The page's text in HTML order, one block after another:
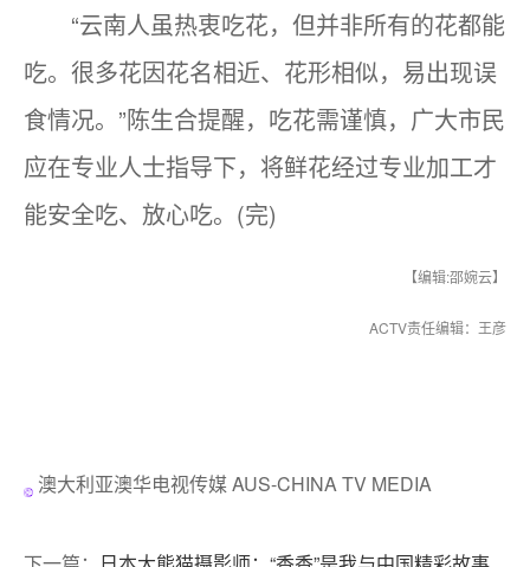
“云南人虽热衷吃花，但并非所有的花都能
吃。很多花因花名相近、花形相似，易出现误
食情况。”陈生合提醒，吃花需谨慎，广大市民
应在专业人士指导下，将鲜花经过专业加工才
能安全吃、放心吃。(完)
【编辑:邵婉云】
ACTV责任编辑：王彦
澳大利亚澳华电视传媒 AUS-CHINA TV MEDIA